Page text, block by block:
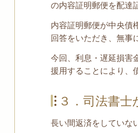
の内容証明郵便を配達
内容証明郵便が中央債
回答をいただき、無事
今回、利息・ 遅延損害
援用することにより、
３．司法書
長い間返済をしていな